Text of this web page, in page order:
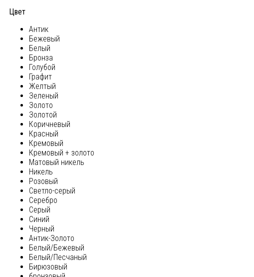
Цвет
Антик
Бежевый
Белый
Бронза
Голубой
Графит
Желтый
Зеленый
Золото
Золотой
Коричневый
Красный
Кремовый
Кремовый + золото
Матовый никель
Никель
Розовый
Светло-серый
Серебро
Серый
Синий
Черный
Антик-Золото
Белый/Бежевый
Белый/Песчаный
Бирюзовый